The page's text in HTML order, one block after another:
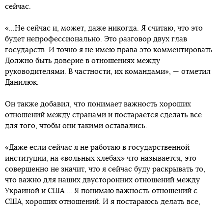
сейчас.
«...Не сейчас и, может, даже никогда. Я считаю, что это
будет непрофессионально. Это разговор двух глав
государств. И точно я не имею права это комментировать.
Должно быть доверие в отношениях между
руководителями. В частности, их командами», — отметил
Данилюк.
Он также добавил, что понимает важность хороших
отношений между странами и постарается сделать все
для того, чтобы они такими оставались.
«Даже если сейчас я не работаю в государственной
институции, на «вольных хлебах» что называется, это
совершенно не значит, что я сейчас буду раскрывать то,
что важно для наших двусторонних отношений между
Украиной и США ... Я понимаю важность отношений с
США, хороших отношений. И я постараюсь делать все,